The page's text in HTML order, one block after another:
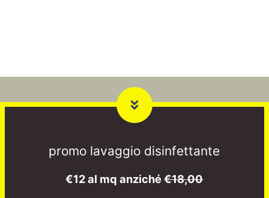
promo lavaggio disinfettante
€12 al mq anziché€18,00